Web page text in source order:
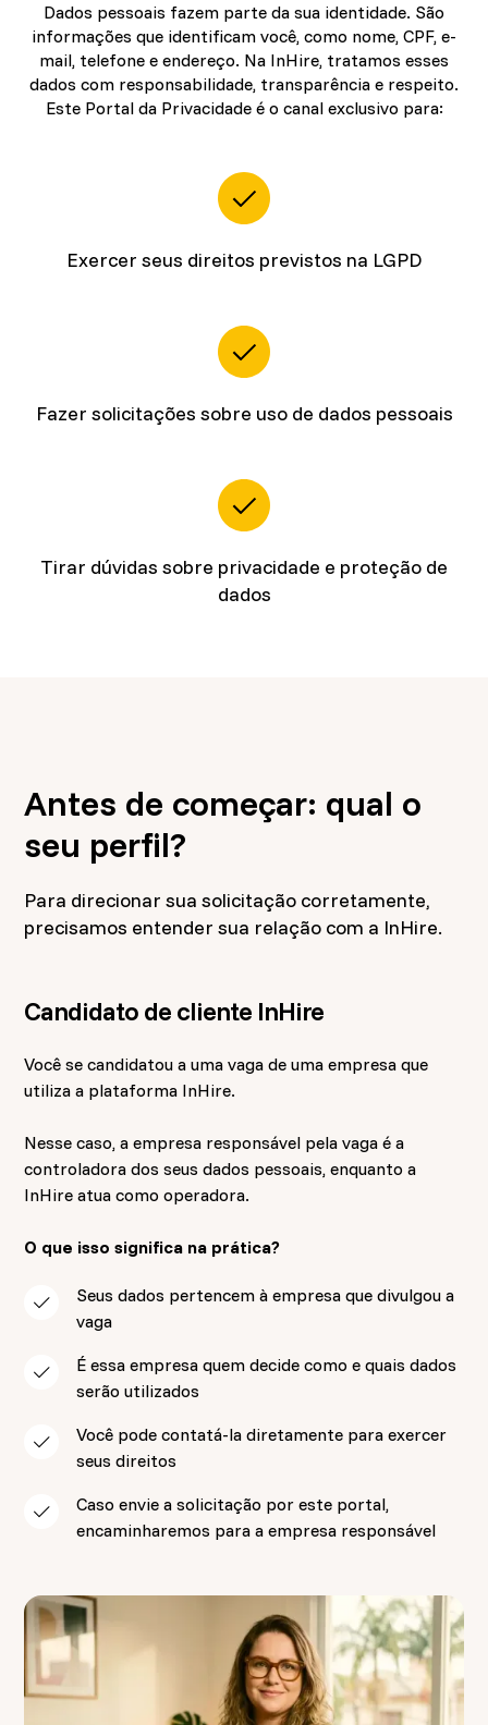
Dados pessoais fazem parte da sua identidade. São
informações que identificam você, como nome, CPF, e-
mail, telefone e endereço. Na InHire, tratamos esses
dados com responsabilidade, transparência e respeito.
Este Portal da Privacidade é o canal exclusivo para:
Exercer seus direitos previstos na LGPD
Fazer solicitações sobre uso de dados pessoais
Tirar dúvidas sobre privacidade e proteção de
dados
Antes de começar: qual o
seu perfil?
Para direcionar sua solicitação corretamente,
precisamos entender sua relação com a InHire.
Candidato de cliente InHire
Você se candidatou a uma vaga de uma empresa que
utiliza a plataforma InHire.
Nesse caso, a empresa responsável pela vaga é a
controladora dos seus dados pessoais, enquanto a
InHire atua como operadora.
O que isso significa na prática?
Seus dados pertencem à empresa que divulgou a
vaga
É essa empresa quem decide como e quais dados
serão utilizados
Você pode contatá-la diretamente para exercer
seus direitos
Caso envie a solicitação por este portal,
encaminharemos para a empresa responsável